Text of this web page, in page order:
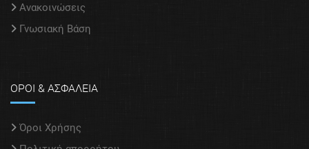
Ανακοινώσεις
Γνωσιακή Βάση
ΟΡΟΙ & ΑΣΦΑΛΕΙΑ
Όροι Χρήσης